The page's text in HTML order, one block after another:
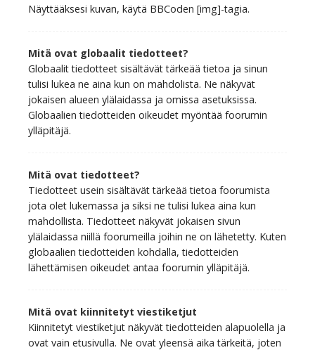
Näyttääksesi kuvan, käytä BBCoden [img]-tagia.
Mitä ovat globaalit tiedotteet?
Globaalit tiedotteet sisältävät tärkeää tietoa ja sinun
tulisi lukea ne aina kun on mahdolista. Ne näkyvät
jokaisen alueen ylälaidassa ja omissa asetuksissa.
Globaalien tiedotteiden oikeudet myöntää foorumin
ylläpitäjä.
Mitä ovat tiedotteet?
Tiedotteet usein sisältävät tärkeää tietoa foorumista
jota olet lukemassa ja siksi ne tulisi lukea aina kun
mahdollista. Tiedotteet näkyvät jokaisen sivun
ylälaidassa niillä foorumeilla joihin ne on lähetetty. Kuten
globaalien tiedotteiden kohdalla, tiedotteiden
lähettämisen oikeudet antaa foorumin ylläpitäjä.
Mitä ovat kiinnitetyt viestiketjut
Kiinnitetyt viestiketjut näkyvät tiedotteiden alapuolella ja
ovat vain etusivulla. Ne ovat yleensä aika tärkeitä, joten